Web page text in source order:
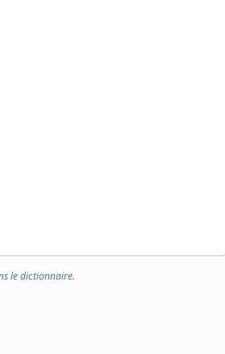
le dictionnaire.